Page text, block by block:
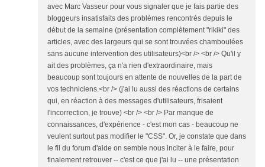
avec Marc Vasseur pour vous signaler que je fais partie des
bloggeurs insatisfaits des problèmes rencontrés depuis le
début de la semaine (présentation complètement "rikiki" des
articles, avec des largeurs qui se sont trouvées chamboulées
sans aucune intervention des utilisateurs)<br /> <br /> Qu'il y
ait des problèmes, ça n'a rien d'extraordinaire, mais
beaucoup sont toujours en attente de nouvelles de la part de
vos techniciens.<br /> (j'ai lu aussi des réactions de certains
qui, en réaction à des messages d'utilisateurs, frisaient
l'incorrection, je trouve) <br /> <br /> Par manque de
connaissances, d'expérience - c'est mon cas - beaucoup ne
veulent surtout pas modifier le "CSS". Or, je constate que dans
le fil du forum d'aide on semble nous inciter à le faire, pour
finalement retrouver -- c'est ce que j'ai lu -- une présentation